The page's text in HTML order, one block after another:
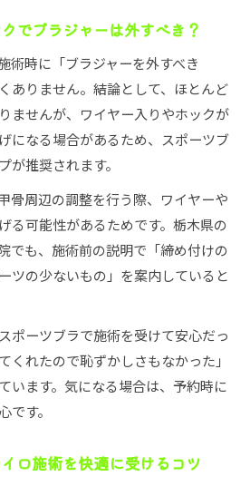
でブラジャーは外すべき？
術時に「ブラジャーを外すべき
ありません。結論として、ほとんど
ませんが、ワイヤー入りやホックが
になる場合があるため、スポーツブ
が推奨されます。
骨周辺の調整を行う際、ワイヤーや
る可能性があるためです。栃木県の
でも、施術前の説明で「締め付けの
ツの少ないもの」を案内していると
ポーツブラで施術を受けて安心だっ
くれたので恥ずかしさもなかった」
います。気になる場合は、予約時に
です。
ロ施術を快適に受けるコツ